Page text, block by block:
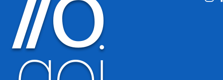
por
cobrança
indevida do
Detran-GO
há 4 dias
//